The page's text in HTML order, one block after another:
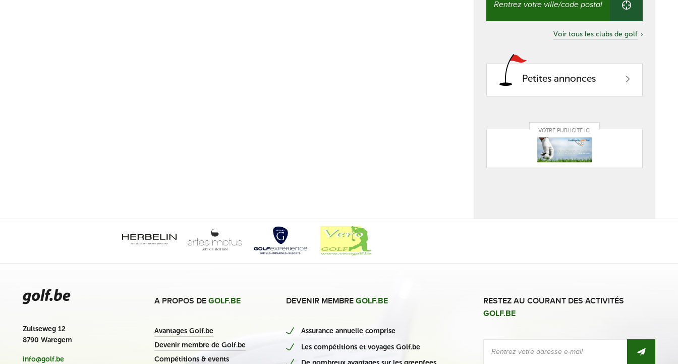
club
Voir tous les clubs de golf
Petites annonces
VOTRE PUBLICITÉ ICI
Zultseweg 12
8790 Waregem
info@golf.be
A PROPOS DE GOLF.BE
Avantages Golf.be
Devenir membre de Golf.be
Compétitions & events
DEVENIR MEMBRE GOLF.BE
Assurance annuelle comprise
Les compétitions et voyages Golf.be
RESTEZ AU COURANT DES ACTIVITÉS
GOLF.BE